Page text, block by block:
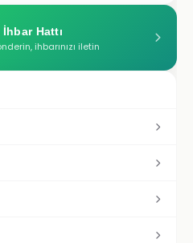
Hattı
ihbarınızı iletin